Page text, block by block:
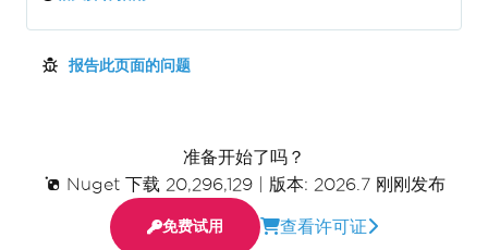
报告此页面的问题
准备开始了吗？
Nuget 下载 20,296,129| 版本: 2026.7 刚刚发布
免费试用 查看许可证